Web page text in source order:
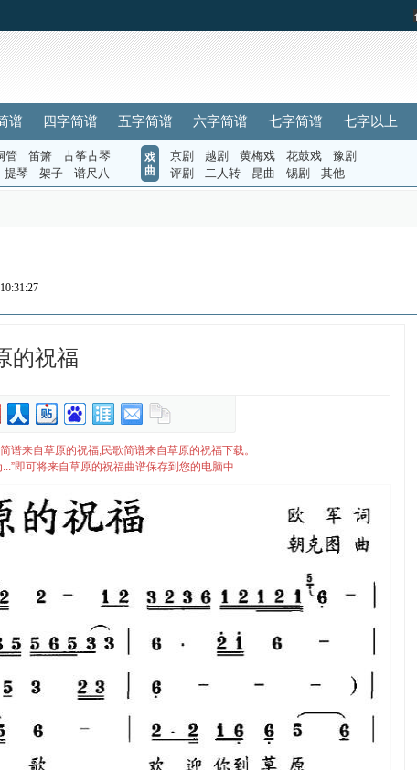
谱 四字简谱 五字简谱 六字简谱 七字简谱 七字以上
管 笛箫
古筝古琴
提琴 架子 谱尺八
戏
曲
京剧 越剧 黄梅戏 花鼓戏
豫剧
评剧
二人转 昆曲 锡剧 其他
的祝福
来自草原的祝福,民歌简谱来自草原的祝福下载。
即可将来自草原的祝福曲谱保存到您的电脑中